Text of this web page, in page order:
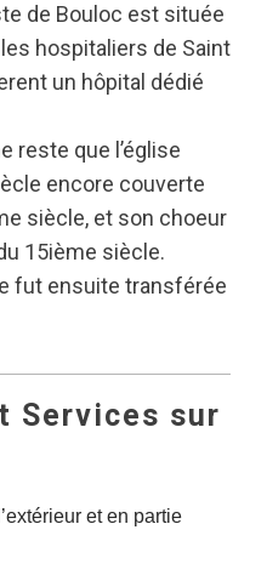
de Bouloc est située
hospitaliers de Saint
un hôpital dédié
reste que l’église
encore couverte
siècle, et son choeur
15ième siècle.
fut ensuite transférée
Services sur
et en partie